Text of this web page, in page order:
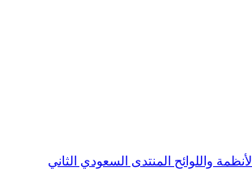
الأنظمة واللوائح المنتدى السعودي الثاني